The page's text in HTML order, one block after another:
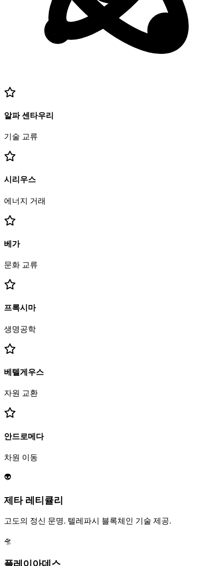
알파 센타우리
기술 교류
시리우스
에너지 거래
베가
문화 교류
프록시마
생명공학
베텔게우스
자원 교환
안드로메다
차원 이동
👽
제타 레티큘리
고도의 정신 문명. 텔레파시 블록체인 기술 제공.
🛸
플레이아데스